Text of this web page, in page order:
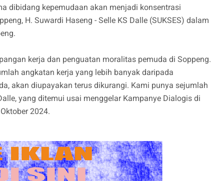
dibidang kepemudaan akan menjadi konsentrasi
H. Suwardi Haseng - Selle KS Dalle (SUKSES) dalam
kerja dan penguatan moralitas pemuda di Soppeng.
angkatan kerja yang lebih banyak daripada
akan diupayakan terus dikurangi. Kami punya sejumlah
yang ditemui usai menggelar Kampanye Dialogis di
2024.